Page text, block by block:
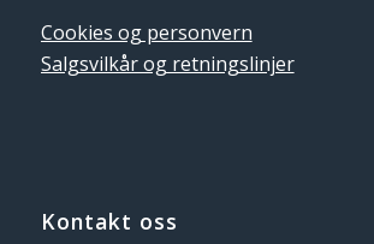
Cookies og personvern
Salgsvilkår og retningslinjer
Kontakt oss